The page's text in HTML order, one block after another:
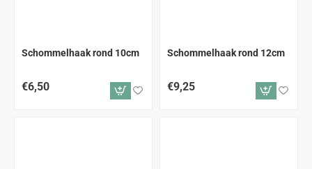
Schommelhaak rond 10cm
€6,50
Schommelhaak rond 12cm
€9,25